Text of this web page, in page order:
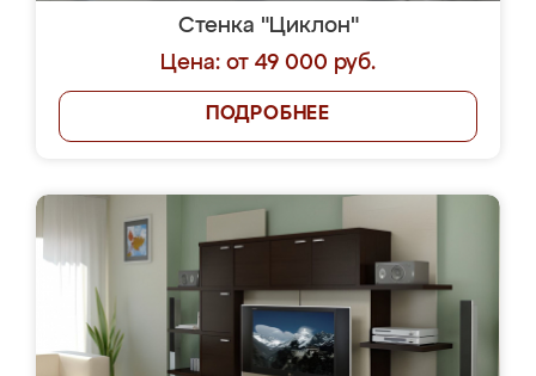
Стенка "Циклон"
Цена: от 49 000 руб.
ПОДРОБНЕЕ